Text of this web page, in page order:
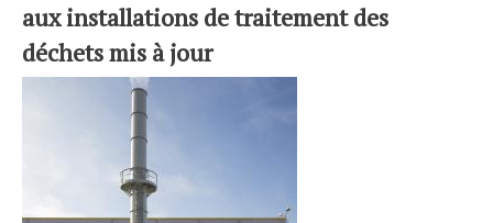
aux installations de traitement des
déchets mis à jour